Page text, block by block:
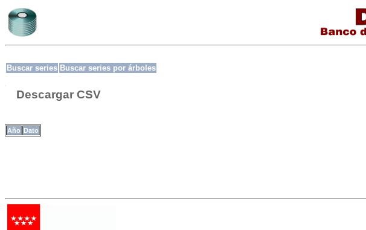
Buscar series Buscar series por árboles
Descargar CSV
Año Dato